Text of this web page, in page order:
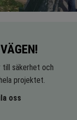
till säkerhet och
projektet.
oss